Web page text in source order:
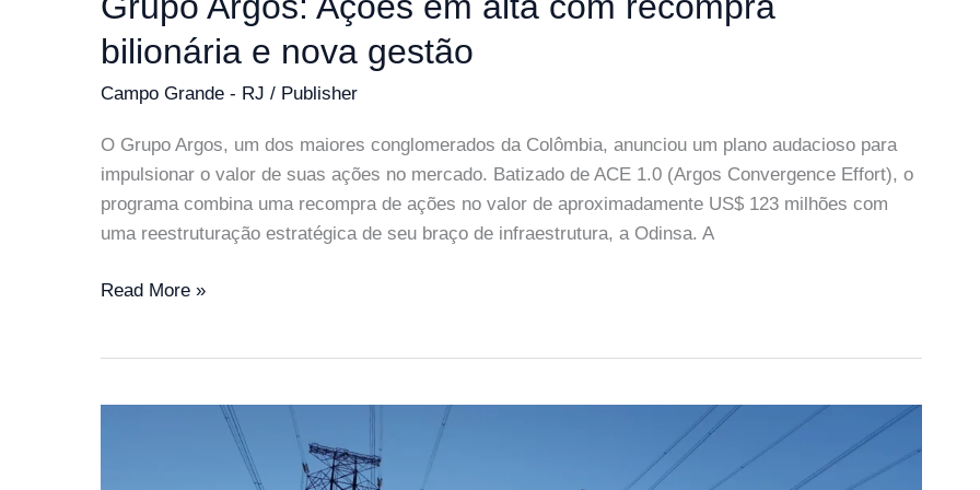
bilionária e nova gestão
Campo Grande - RJ / Publisher
O Grupo Argos, um dos maiores conglomerados da Colômbia, anunciou um plano audacioso para
impulsionar o valor de suas ações no mercado. Batizado de ACE 1.0 (Argos Convergence Effort), o
programa combina uma recompra de ações no valor de aproximadamente US$ 123 milhões com
uma reestruturação estratégica de seu braço de infraestrutura, a Odinsa. A
Grupo
alta
Read More »